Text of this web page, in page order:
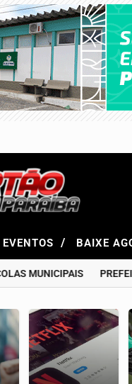
EVENTOS / BAIXE
MUNICIPAIS